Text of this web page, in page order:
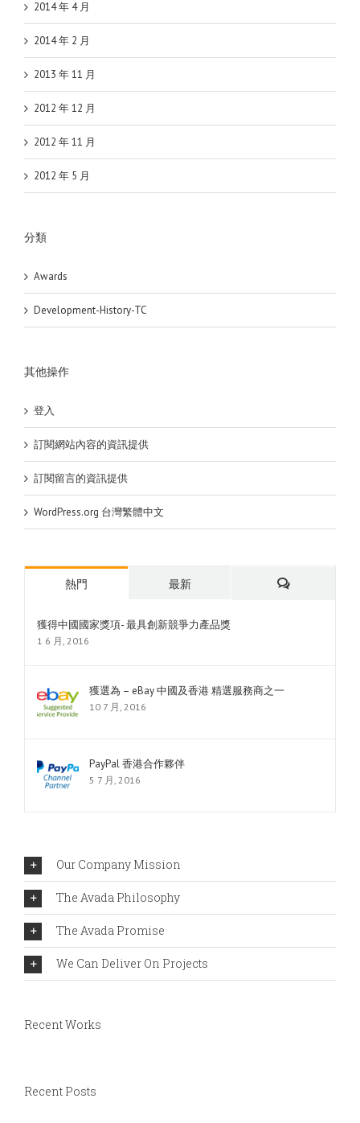
2014 年 4 月
2014 年 2 月
2013 年 11 月
2012 年 12 月
2012 年 11 月
2012 年 5 月
分類
Awards
Development-History-TC
其他操作
登入
訂閱網站內容的資訊提供
訂閱留言的資訊提供
WordPress.org 台灣繁體中文
熱門
最新
獲得中國國家獎項- 最具創新競爭力產品獎
1 6 月, 2016
獲選為 – eBay 中國及香港 精選服務商之一
10 7 月, 2016
PayPal 香港合作夥伴
5 7 月, 2016
Our Company Mission
The Avada Philosophy
The Avada Promise
We Can Deliver On Projects
Recent Works
Recent Posts